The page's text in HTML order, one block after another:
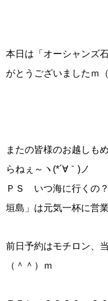
本日は「オーシャンズ
がとうございましたｍ
またの皆様のお越しも
らねぇ～ヽ(*´∀｀)ノ
ＰＳ いつ海に行くの
垣島」は元気一杯に営業
前日予約はモチロン、
（＾＾）ｍ